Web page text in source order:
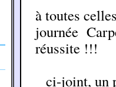
à toutes
journée
réussite !!!
ci-joint, un